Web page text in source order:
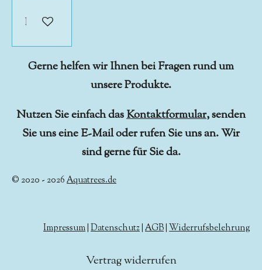
In den Warenkorb
Gerne helfen wir Ihnen bei Fragen rund um
unsere Produkte.
Nutzen Sie einfach dasKontaktformular, senden
Sie uns eine E-Mail oder rufen Sie uns an. Wir
sind gerne für Sie da.
© 2020 - 2026Aquatrees.de
Impressum Datenschutz AGB Widerrufsbelehrung
Vertrag widerrufen